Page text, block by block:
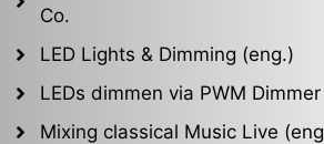
Co.
LED Lights & Dimming (eng.)
LEDs dimmen via PWM Dimmer
Mixing classical Music Live